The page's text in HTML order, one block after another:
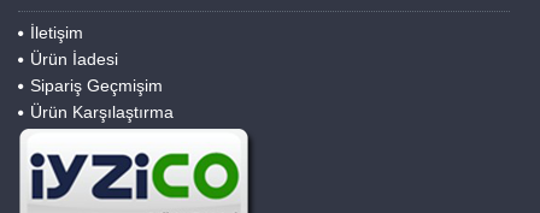
İletişim
Ürün İadesi
Sipariş Geçmişim
Ürün Karşılaştırma